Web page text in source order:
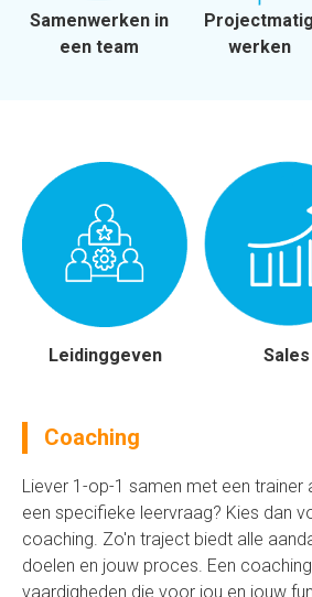
Samenwerken in
een team
Projectmatig
werken
Leidinggeven Sales
Coaching
Liever 1-op-1 samen met een trainer
een specifieke leervraag? Kies dan
coaching. Zo'n traject biedt alle
doelen en jouw proces. Een
vaardigheden die voor jou en jouw